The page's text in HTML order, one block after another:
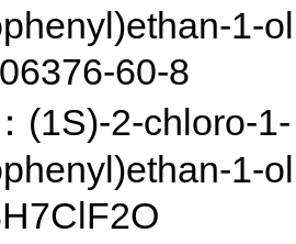
1-ol
60-8
(1S)-2-chloro-1-
1-ol